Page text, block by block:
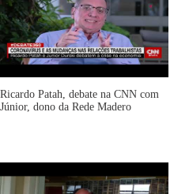
Ricardo Patah, debate na CNN com
Júnior, dono da Rede Madero